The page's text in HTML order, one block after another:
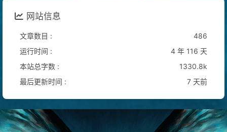
网站信息
文章数目 :
486
运行时间 :
4 年 116 天
本站总字数 :
1330.8k
最后更新时间 :
7 天前